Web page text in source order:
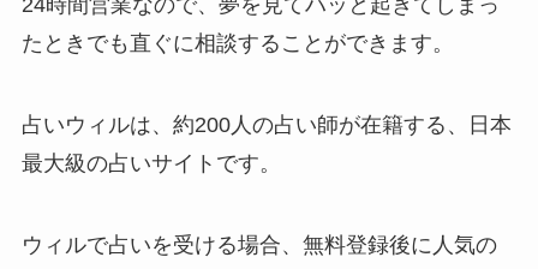
たときでも直ぐに相談することができます。
占いウィルは、約200人の占い師が在籍する、日本
最大級の占いサイトです。
ウィルで占いを受ける場合、無料登録後に人気の